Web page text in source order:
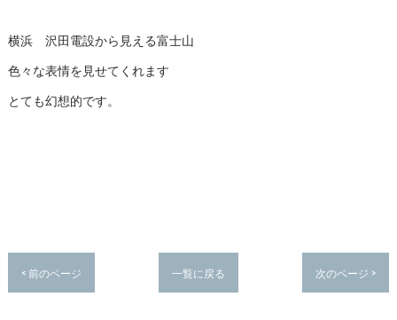
横浜 沢田電設から見える富士山
色々な表情を見せてくれます
とても幻想的です。
< 前のページ 一覧に戻る 次のページ >